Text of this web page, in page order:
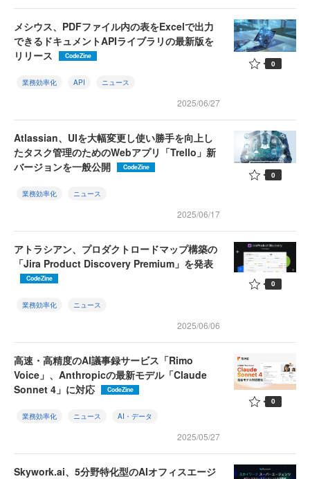
メシウス、PDFファイル内の表をExcelで出力
できるドキュメントAPIライブラリの最新版を
リリース
CodeZine
業務効率化 API ニュース
2025/06/27
0
Atlassian、UIを大幅変更し使い勝手を向上し
たタスク管理のためのWebアプリ「Trello」新
バージョンを一般公開
CodeZine
業務効率化 ニュース
2025/06/17
0
アトラシアン、プロダクトロードマップ構築の
「Jira Product Discovery Premium」を発表
CodeZine
業務効率化 ニュース
2025/06/06
0
高速・高精度のAI議事録サービス「Rimo
Voice」、Anthropicの最新モデル「Claude
Sonnet 4」に対応
CodeZine
業務効率化 ニュース AI・データ
2025/05/27
0
Skywork.ai、5分野特化型のAIオフィスエージ